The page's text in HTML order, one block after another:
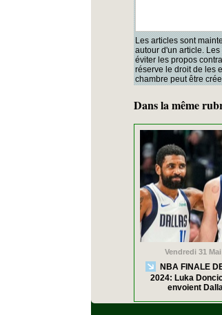
Les articles sont
autour d'un article.
éviter les propos
réserve le droit de les
chambre peut être
Dans la même
Vendredi 31
NBA FINALE
2024: Luka
envoient